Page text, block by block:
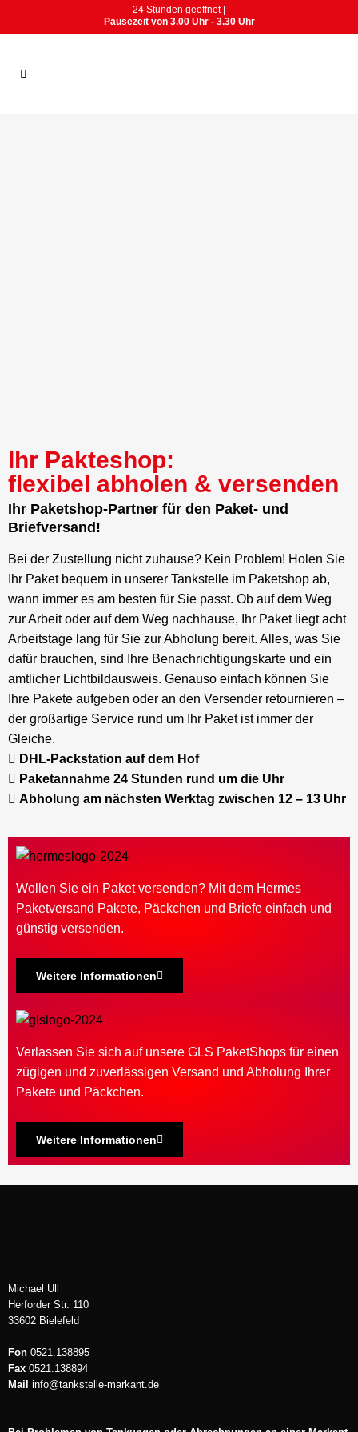
24 Stunden geöffnet |
Pausezeit von 3.00 Uhr - 3.30 Uhr
Ihr Pakteshop:
flexibel abholen & versenden
Ihr Paketshop-Partner für den Paket- und
Briefversand!
Bei der Zustellung nicht zuhause? Kein Problem! Holen Sie
Ihr Paket bequem in unserer Tankstelle im Paketshop ab,
wann immer es am besten für Sie passt. Ob auf dem Weg
zur Arbeit oder auf dem Weg nachhause, Ihr Paket liegt acht
Arbeitstage lang für Sie zur Abholung bereit. Alles, was Sie
dafür brauchen, sind Ihre Benachrichtigungskarte und ein
amtlicher Lichtbildausweis. Genauso einfach können Sie
Ihre Pakete aufgeben oder an den Versender retournieren –
der großartige Service rund um Ihr Paket ist immer der
Gleiche.
DHL-Packstation auf dem Hof
Paketannahme 24 Stunden rund um die Uhr
Abholung am nächsten Werktag zwischen 12 – 13 Uhr
Wollen Sie ein Paket versenden? Mit dem Hermes
Paketversand Pakete, Päckchen und Briefe einfach und
günstig versenden.
Weitere Informationen
Verlassen Sie sich auf unsere GLS PaketShops für einen
zügigen und zuverlässigen Versand und Abholung Ihrer
Pakete und Päckchen.
Weitere Informationen
Michael Ull
Herforder Str. 110
33602 Bielefeld
Fon 0521.138895
Fax 0521.138894
Mail info@tankstelle-markant.de